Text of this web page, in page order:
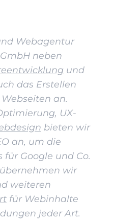
Webagentur
neben
und
das Erstellen
an.
UX-
bieten wir
an, um die
Google und Co.
wir
weiteren
für Webinhalte
jeder Art.